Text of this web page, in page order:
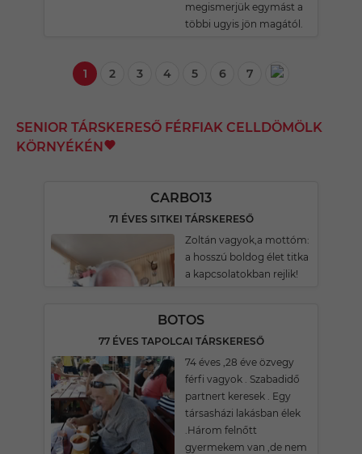
megismerjük egymást a
többi ugyis jön magától.
1 2 3 4 5 6 7
SENIOR TÁRSKERESŐ FÉRFIAK CELLDÖMÖLK
KÖRNYÉKÉN
CARBO13
71 ÉVES SITKEI TÁRSKERESŐ
Zoltán vagyok,a mottóm:
a hosszú boldog élet titka
a kapcsolatokban rejlik!
BOTOS
77 ÉVES TAPOLCAI TÁRSKERESŐ
74 éves ,28 éve özvegy
férfi vagyok . Szabadidő
partnert keresek . Egy
társasházi lakásban élek
.Három felnőtt
gyermekem van ,de nem